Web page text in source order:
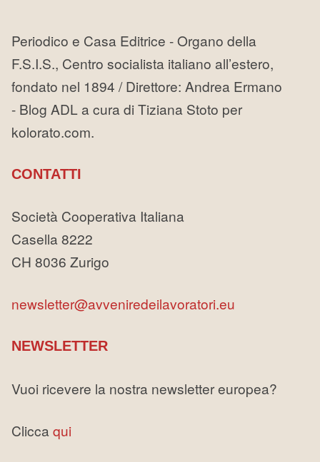
Periodico e Casa Editrice - Organo della
F.S.I.S., Centro socialista italiano all’estero,
fondato nel 1894 / Direttore: Andrea Ermano
- Blog ADL a cura di Tiziana Stoto per
kolorato.com.
CONTATTI
Società Cooperativa Italiana
Casella 8222
CH 8036 Zurigo
newsletter@avveniredeilavoratori.eu
NEWSLETTER
Vuoi ricevere la nostra newsletter europea?
Clicca qui